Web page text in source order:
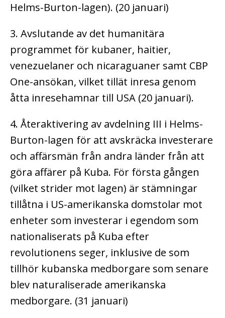
Helms-Burton-lagen). (20 januari)
3. Avslutande av det humanitära
programmet för kubaner, haitier,
venezuelaner och nicaraguaner samt CBP
One-ansökan, vilket tillät inresa genom
åtta inresehamnar till USA (20 januari).
4. Återaktivering av avdelning III i Helms-
Burton-lagen för att avskräcka investerare
och affärsmän från andra länder från att
göra affärer på Kuba. För första gången
(vilket strider mot lagen) är stämningar
tillåtna i US-amerikanska domstolar mot
enheter som investerar i egendom som
nationaliserats på Kuba efter
revolutionens seger, inklusive de som
tillhör kubanska medborgare som senare
blev naturaliserade amerikanska
medborgare. (31 januari)